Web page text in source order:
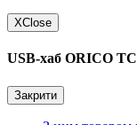
XClose
USB-хаб ORICO
Закрити